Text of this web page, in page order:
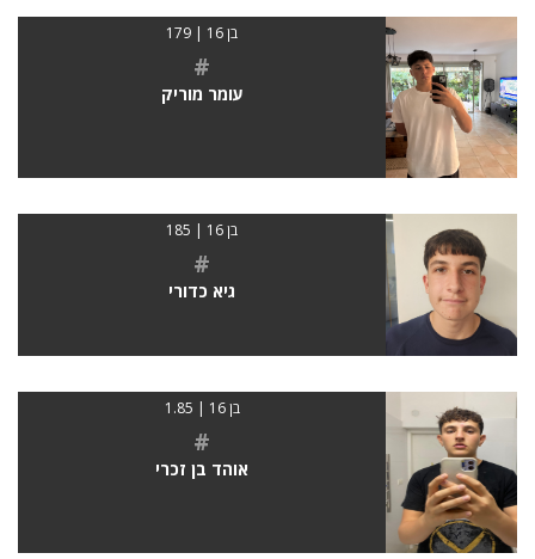
בן 16 | 179
#
עומר מוריק
בן 16 | 185
#
גיא כדורי
בן 16 | 1.85
#
אוהד בן זכרי